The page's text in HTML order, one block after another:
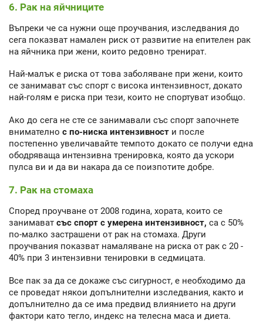
6. Рак на яйчниците
Въпреки че са нужни още проучвания, изследвания до
сега показват намален риск от развитие на епителен рак
на яйчника при жени, които редовно тренират.
Най-малък е риска от това заболяване при жени, които
се занимават със спорт с висока интензивност, докато
най-голям е риска при тези, които не спортуват изобщо.
Ако до сега не сте се занимавали със спорт започнете
внимателно с по-ниска интензивност и после
постепенно увеличавайте темпото докато се получи една
ободряваща интензивна тренировка, която да ускори
пулса ви и да ви накара да се поизпотите добре.
7. Рак на стомаха
Според проучване от 2008 година, хората, които се
занимават със спорт с умерена интензивност, са с 50%
по-малко застрашени от рак на стомаха. Други
проучвания показват намаляване на риска от рак с 20 -
40% при 3 интензивни тенировки в седмицата.
Все пак за да се докаже със сигурност, е необходимо да
се проведат някои допълнителни изследвания, както и
допълнително да се има предвид влиянието на други
фактори като тегло, индекс на телесна маса и диета.